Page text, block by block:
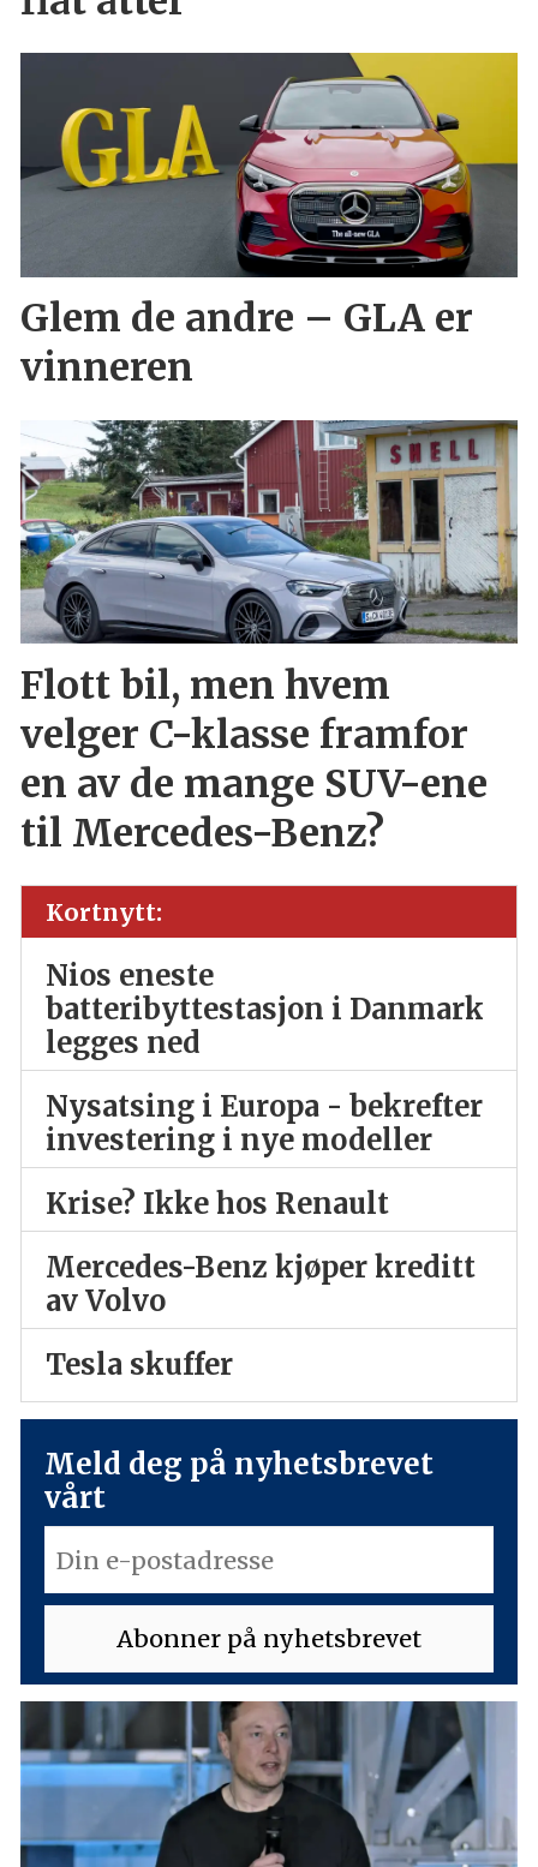
Glem de andre – GLA er
vinneren
Flott bil, men hvem
velger C-klasse framfor
en av de mange SUV-ene
til Mercedes-Benz?
Kortnytt:
Nios eneste
batteribyttestasjon i Danmark
legges ned
Nysatsing i Europa - bekrefter
investering i nye modeller
Krise? Ikke hos Renault
Mercedes-Benz kjøper kreditt
av Volvo
Tesla skuffer
Meld deg på nyhetsbrevet
vårt